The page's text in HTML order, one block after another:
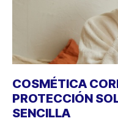
COSMÉTICA
PROTECCIÓN
SENCILLA